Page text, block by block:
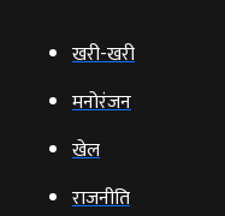
खरी-खरी
मनोरंजन
खेल
राजनीति